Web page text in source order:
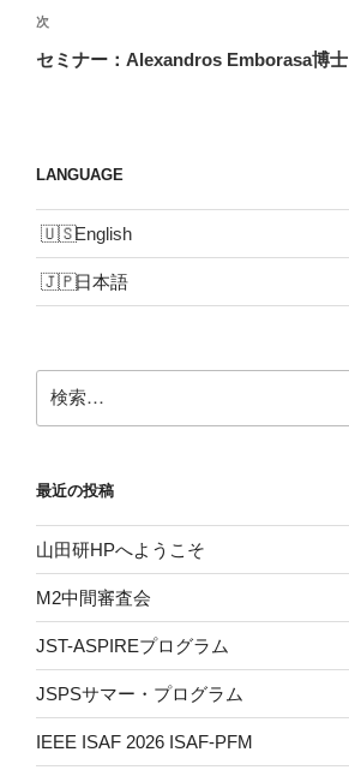
ビ
ゲ
ン
稿
次
の
次
セミナー：Alexandros Emborasa博士
LANGUAGE
English
日本語
索:
最近の投稿
山田研HPへようこそ
M2中間審査会
JST-ASPIREプログラム
JSPSサマー・プログラム
IEEE ISAF 2026 ISAF-PFM